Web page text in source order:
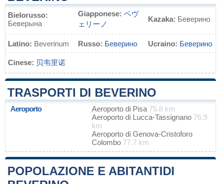
Bielorusso:
Беверына
Giapponese: ベヴ
ェリーノ
Kazaka: Беверино
Latino: Beverinum Russo: Беверино Ucraino: Беверино
Cinese: 贝韦里诺
TRASPORTI DI BEVERINO
Aeroporto Aeroporto di Pisa 75.8 km
Aeroporto di Lucca-Tassignano 76.9
km
Aeroporto di Genova-Cristoforo
Colombo 77.7 km
POPOLAZIONE E ABITANTIDI